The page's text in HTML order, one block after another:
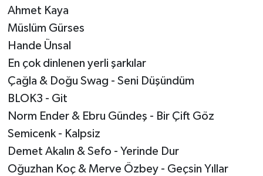
Ahmet Kaya
Müslüm Gürses
Hande Ünsal
En çok dinlenen yerli şarkılar
Çağla & Doğu Swag - Seni Düşündüm
BLOK3 - Git
Norm Ender & Ebru Gündeş - Bir Çift Göz
Semicenk - Kalpsiz
Demet Akalın & Sefo - Yerinde Dur
Oğuzhan Koç & Merve Özbey - Geçsin Yıllar